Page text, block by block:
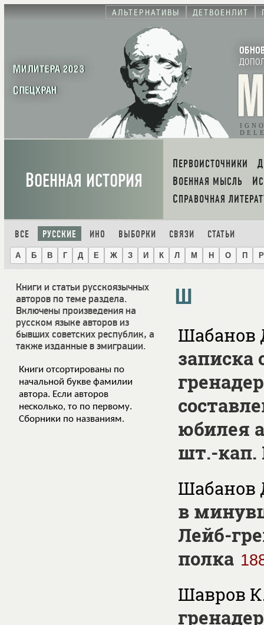
АЛЬТЕРНАТИВЫ ДЕТВОЕНЛИТ
МИЛИТЕРА 2023
СПЕЦХРАН
ВОЕННАЯ ИСТОРИЯ
ПЕРВОИСТОЧНИКИ
ВОЕННАЯ МЫСЛЬ
СПРАВОЧНАЯ
ВСЕ РУССКИЕ ИНО ВЫБОРКИ СВЯЗИ СТАТЬИ
А Б В Г Д Е Ж З И К Л М Н О П Р
Книги и статьи русскоязычных
авторов по теме раздела.
Включены произведения на
русском языке авторов из
бывших советских республик, а
также изданные в эмиграции.
Книги отсортированы по
начальной букве фамилии
автора. Если авторов
несколько, то по первому.
Сборники по названиям.
Ш
Шабанов
записка
юбилея
шт.-
Шабанов
в
Лейб-
полка
Шавров